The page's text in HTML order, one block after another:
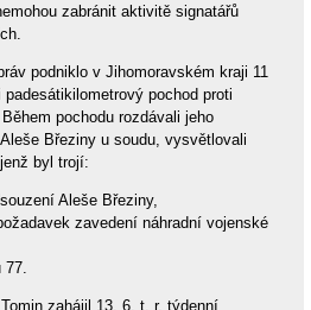
zabránit aktivitě signatářů
podniklo v Jihomoravském kraji 11
pochod proti
pochodu rozdávali jeho
Březiny u soudu, vysvětlovali
byl trojí:
Aleše Březiny,
zavedení náhradní vojenské
zahájil 13. 6. t. r. týdenní